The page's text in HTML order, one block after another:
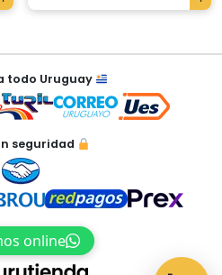
todo Uruguay
seguridad
online
está vacío.